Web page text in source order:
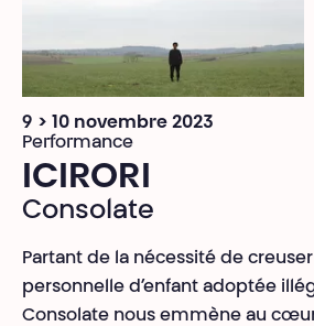
9 > 10 novembre 2023
Performance
ICIRORI
Consolate
Partant de la nécessité de
personnelle d’enfant adoptée
Consolate nous emmène au